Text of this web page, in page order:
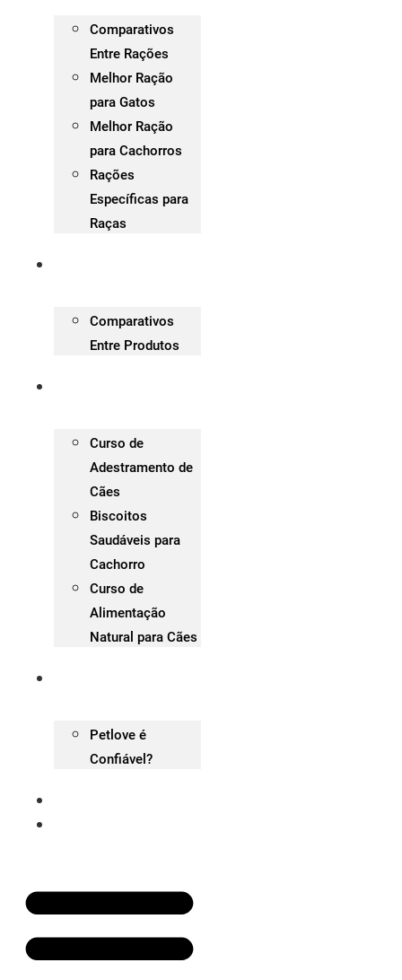
Comparativos
Entre Rações
Melhor Ração
para Gatos
Melhor Ração
para Cachorros
Rações
Específicas para
Raças
Comparativos
Entre Produtos
Curso de
Adestramento de
Cães
Biscoitos
Saudáveis para
Cachorro
Curso de
Alimentação
Natural para Cães
Petlove é
Confiável?